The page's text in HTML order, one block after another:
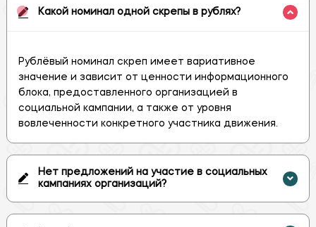
Какой номинал одной скрепы в рублях?
Рублёвый номинал скреп имеет вариативное
значение и зависит от ценности информационного
блока, предоставленного организацией в
социальной кампании, а также от уровня
вовлеченности конкретного участника движения.
Нет предложений на участие в социальных
кампаниях организаций?